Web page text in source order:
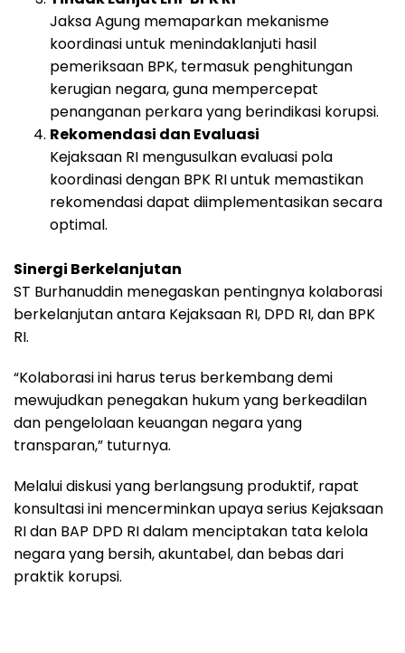
Jaksa Agung memaparkan mekanisme
koordinasi untuk menindaklanjuti hasil
pemeriksaan BPK, termasuk penghitungan
kerugian negara, guna mempercepat
penanganan perkara yang berindikasi korupsi.
Rekomendasi dan Evaluasi
Kejaksaan RI mengusulkan evaluasi pola
koordinasi dengan BPK RI untuk memastikan
rekomendasi dapat diimplementasikan secara
optimal.
Sinergi Berkelanjutan
ST Burhanuddin menegaskan pentingnya kolaborasi
berkelanjutan antara Kejaksaan RI, DPD RI, dan BPK
RI.
“Kolaborasi ini harus terus berkembang demi
mewujudkan penegakan hukum yang berkeadilan
dan pengelolaan keuangan negara yang
transparan,” tuturnya.
Melalui diskusi yang berlangsung produktif, rapat
konsultasi ini mencerminkan upaya serius Kejaksaan
RI dan BAP DPD RI dalam menciptakan tata kelola
negara yang bersih, akuntabel, dan bebas dari
praktik korupsi.